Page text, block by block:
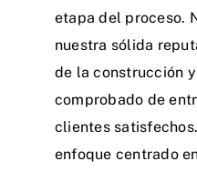
etapa del proceso.
nuestra sólida
de la construcción
comprobado de
clientes
enfoque centrado